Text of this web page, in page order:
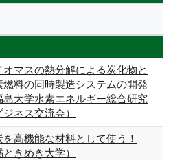
オマスの熱分解による炭化物と
燃料の同時製造システムの開発
島大学水素エネルギー総合研究
ジネス交流会）
を高機能な材料として使う！
ときめき大学）